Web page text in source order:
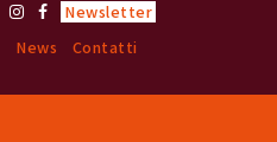
News Contatti
Newsletter